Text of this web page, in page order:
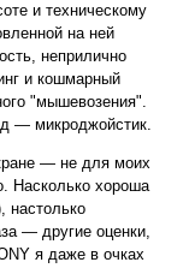
и техническому
на ней
неприлично
и кошмарный
"мышевозения".
— микроджойстик.
— не для моих
Насколько хороша
настолько
— другие оценки,
я даже в очках